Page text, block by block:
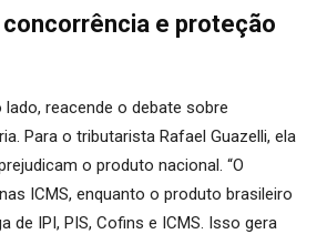
e proteção
reacende o debate sobre
Para o tributarista Rafael Guazelli, ela
o produto nacional. “O
ICMS, enquanto o produto brasileiro
de IPI, PIS, Cofins e ICMS. Isso gera